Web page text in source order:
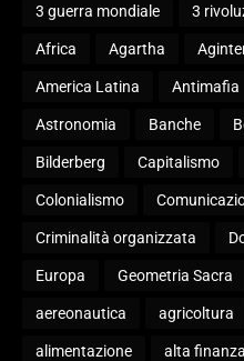
3 guerra mondiale 3
Africa Agartha
America Latina Antimafia
Astronomia Banche
Bilderberg Capitalismo
Colonialismo
Criminalità organizzata
Europa Geometria Sacra
aereonautica agricoltura
alimentazione alta finanza